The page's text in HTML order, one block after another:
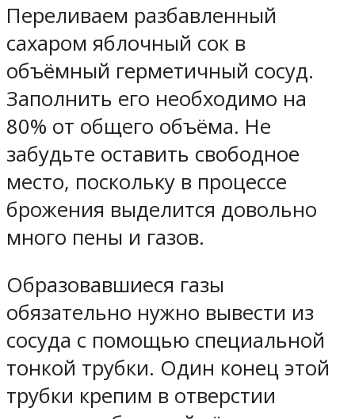
Переливаем разбавленный
сахаром яблочный сок в
объёмный герметичный сосуд.
Заполнить его необходимо на
80% от общего объёма. Не
забудьте оставить свободное
место, поскольку в процессе
брожения выделится довольно
много пены и газов.
Образовавшиеся газы
обязательно нужно вывести из
сосуда с помощью специальной
тонкой трубки. Один конец этой
трубки крепим в отверстии